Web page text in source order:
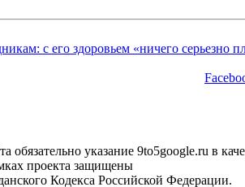
с его здоровьем «ничего серьезно
указание 9to5google.ru в
проекта защищены
Кодекса Российской Федерации.